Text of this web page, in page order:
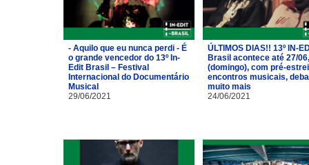
- Aquilo que eu nunca perdi - É
o grande vencedor do 13º In-
Edit Brasil – Festival
Internacional do Documentário
Musical
29/06/2021
ÚLTIMOS DIAS!! 13º IN-
Brasil acontece até 27/06,
(domingo), com pré-
encontros musicais,
muito mais
24/06/2021